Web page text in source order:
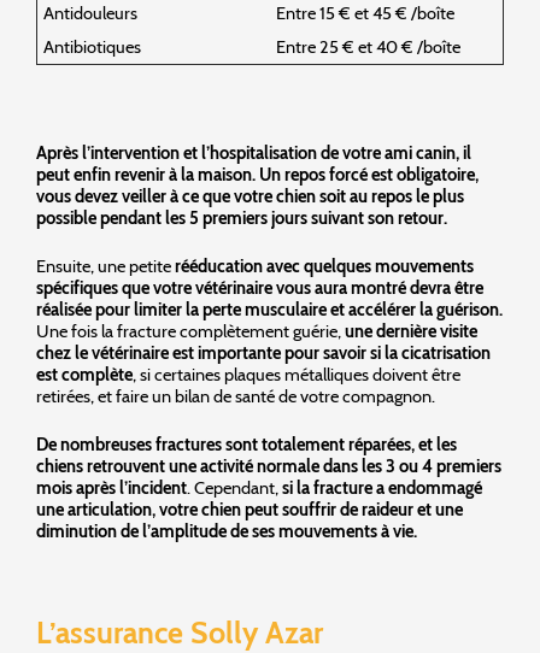
Antidouleurs
Entre 15 € et 45 € /boîte
Antibiotiques
Entre 25 € et 40 € /boîte
Après l’intervention et l’hospitalisation de votre ami canin, il
peut enfin revenir à la maison. Un repos forcé est obligatoire,
vous devez veiller à ce que votre chien soit au repos le plus
possible pendant les 5 premiers jours suivant son retour.
Ensuite, une petiterééducation avec quelques mouvements
spécifiques que votre vétérinaire vous aura montré devra être
réalisée pour limiter la perte musculaire et accélérer la guérison.
Une fois la fracture complètement guérie,une dernière visite
chez le vétérinaire est importante pour savoir si la cicatrisation
est complète, si certaines plaques métalliques doivent être
retirées, et faire un bilan de santé de votre compagnon.
De nombreuses fractures sont totalement réparées, et les
chiens retrouvent une activité normale dans les 3 ou 4 premiers
mois après l’incident. Cependant,si la fracture a endommagé
une articulation, votre chien peut souffrir de raideur et une
diminution de l’amplitude de ses mouvements à vie.
L’assurance Solly Azar